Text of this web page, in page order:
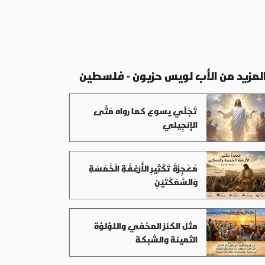
من الأب لويس حزبون - فلسطين
تَجَلّي يسوع كما رواه مَتَّى
الإنجِيلي
مُعْجِزَةُ تَكْثِيرِ الأَرْغِفَةِ الْخَمْسَةِ
وَالسَّمَكَتَيْنِ
مثل الكنز المخفي واللؤلؤة
الثمينة والشبكة